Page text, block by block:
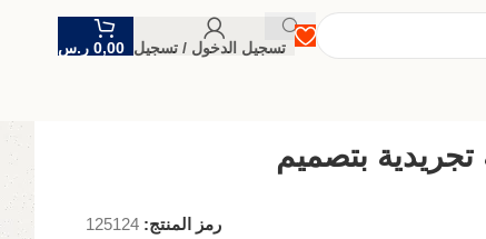
تسجيل الدخول / تسجيل 0,00 ر.س
تجريدية بتصميم
رمز المنتج: 125124